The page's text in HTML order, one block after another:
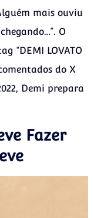
mais ouviu
O
“DEMI LOVATO
do X
Demi prepara
Fazer